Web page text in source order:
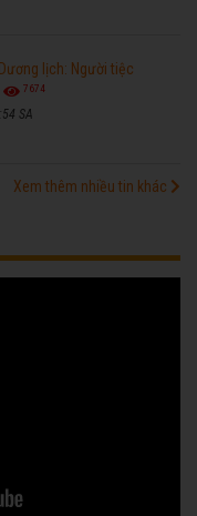
lịch: Người tiệc
7674
SA
Xem thêm nhiều tin khác